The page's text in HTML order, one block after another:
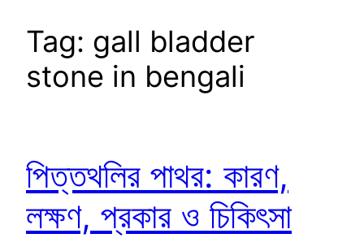
Tag: gall bladder
stone in bengali
পিত্তথলির পাথর: কারণ,
লক্ষণ, প্রকার ও চিকিৎসা